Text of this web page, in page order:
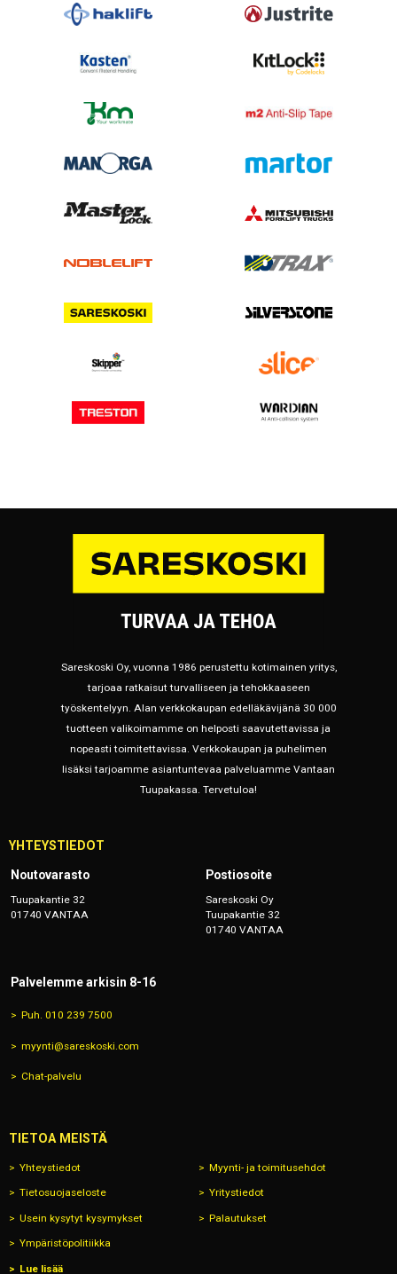
Sareskoski Oy, vuonna 1986 perustettu kotimainen yritys,
tarjoaa ratkaisut turvalliseen ja tehokkaaseen
työskentelyyn. Alan verkkokaupan edelläkävijänä 30 000
tuotteen valikoimamme on helposti saavutettavissa ja
nopeasti toimitettavissa. Verkkokaupan ja puhelimen
lisäksi tarjoamme asiantuntevaa palveluamme Vantaan
Tuupakassa. Tervetuloa!
YHTEYSTIEDOT
Noutovarasto
Tuupakantie 32
01740 VANTAA
Postiosoite
Sareskoski Oy
Tuupakantie 32
01740 VANTAA
Palvelemme arkisin 8-16
Puh. 010 239 7500
myynti@sareskoski.com
Chat-palvelu
TIETOA MEISTÄ
Yhteystiedot Myynti- ja toimitusehdot
Tietosuojaseloste Yritystiedot
Usein kysytyt kysymykset Palautukset
Ympäristöpolitiikka
Lue lisää